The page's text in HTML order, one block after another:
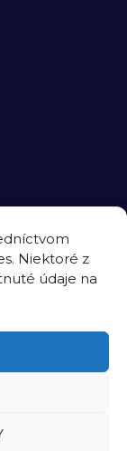
Niektoré z
údaje na